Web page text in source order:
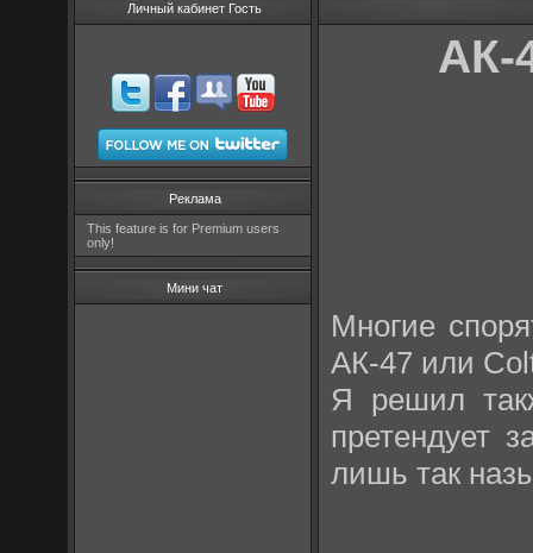
Личный кабинет Гость
Реклама
This feature is for Premium users
only!
Мини чат
АК-
Многие
АК-47 или
Я решил
претендует
лишь так